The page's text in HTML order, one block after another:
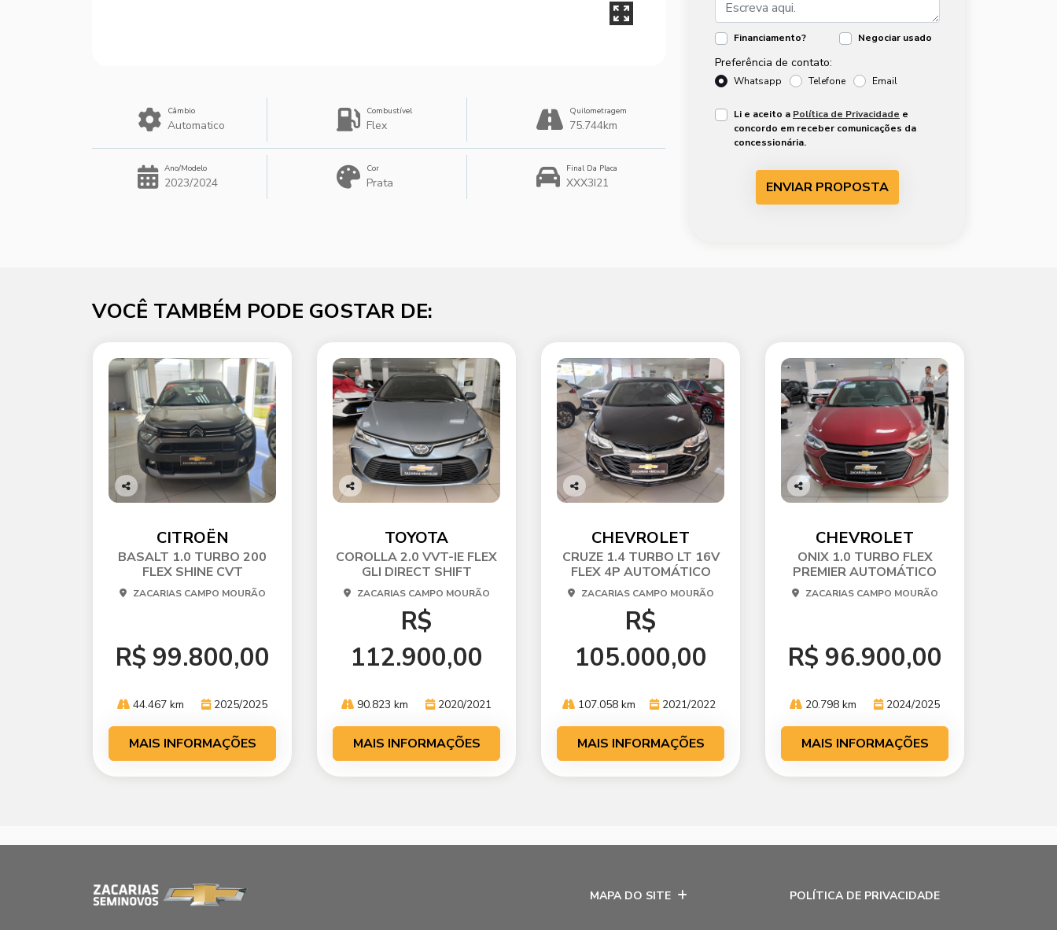
Financiamento? Negociar usado
Preferência de contato:
Whatsapp Telefone Email
Li e aceito a Política de Privacidade e
concordo em receber comunicações da
concessionária.
ENVIAR PROPOSTA
Câmbio
Automatico
Combustível
Flex
Quilometragem
75.744km
Ano/Modelo
2023/2024
Cor
Prata
Final Da Placa
XXX3I21
VOCÊ TAMBÉM PODE GOSTAR DE:
Co
CITROËN
BASALT 1.0 TURBO 200
FLEX SHINE CVT
ZACARIAS CAMPO MOURÃO
R$ 99.800,00
44.467 km 2025/2025
MAIS INFORMAÇÕES
Co
TOYOTA
COROLLA 2.0 VVT-IE FLEX
GLI DIRECT SHIFT
ZACARIAS CAMPO MOURÃO
R$
112.900,00
90.823 km 2020/2021
MAIS INFORMAÇÕES
Co
CHEVROLET
CRUZE 1.4 TURBO LT 16V
FLEX 4P AUTOMÁTICO
ZACARIAS CAMPO MOURÃO
R$
105.000,00
107.058 km 2021/2022
MAIS INFORMAÇÕES
Co
CHEVROLET
ONIX 1.0 TURBO FLEX
PREMIER AUTOMÁTICO
ZACARIAS CAMPO MOURÃO
R$ 96.900,00
20.798 km 2024/2025
MAIS INFORMAÇÕES
MAPA DO SITE POLÍTICA DE PRIVACIDADE